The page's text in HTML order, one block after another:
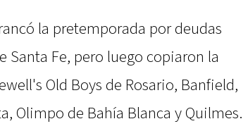
la pretemporada por deudas
Santa Fe, pero luego copiaron la
Old Boys de Rosario, Banfield,
Olimpo de Bahía Blanca y Quilmes.